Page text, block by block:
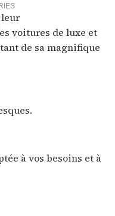
voitures de luxe et
de sa magnifique
à vos besoins et à